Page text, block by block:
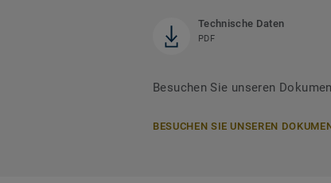
Technische Daten
PDF
Besuchen Sie unseren
BESUCHEN SIE UNSEREN